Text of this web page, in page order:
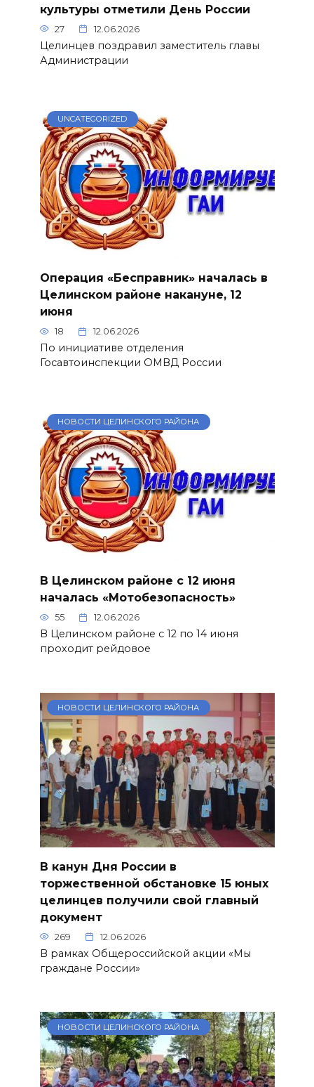
культуры отметили День России
27 12.06.2026
Целинцев поздравил заместитель главы
Администрации
UNCATEGORIZED
Операция «Бесправник» началась в
Целинском районе накануне, 12
июня
18 12.06.2026
По инициативе отделения
Госавтоинспекции ОМВД России
НОВОСТИ ЦЕЛИНСКОГО РАЙОНА
В Целинском районе с 12 июня
началась «Мотобезопасность»
55 12.06.2026
В Целинском районе с 12 по 14 июня
проходит рейдовое
НОВОСТИ ЦЕЛИНСКОГО РАЙОНА
В канун Дня России в
торжественной обстановке 15 юных
целинцев получили свой главный
документ
269 12.06.2026
В рамках Общероссийской акции «Мы
граждане России»
НОВОСТИ ЦЕЛИНСКОГО РАЙОНА